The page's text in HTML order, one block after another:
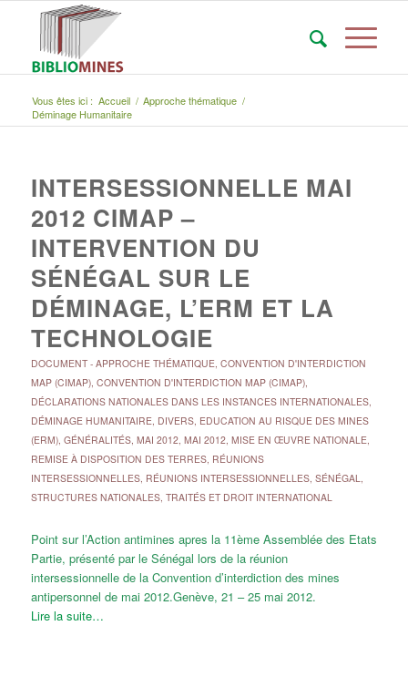
Vous êtes ici : Accueil / Approche thématique /
Déminage Humanitaire
INTERSESSIONNELLE MAI
2012 CIMAP –
INTERVENTION DU
SÉNÉGAL SUR LE
DÉMINAGE, L’ERM ET LA
TECHNOLOGIE
DOCUMENT- APPROCHE THÉMATIQUE, CONVENTION D'INTERDICTION
MAP (CIMAP), CONVENTION D'INTERDICTION MAP (CIMAP),
DÉCLARATIONS NATIONALES DANS LES INSTANCES INTERNATIONALES,
DÉMINAGE HUMANITAIRE, DIVERS, EDUCATION AU RISQUE DES MINES
(ERM), GÉNÉRALITÉS, MAI 2012, MAI 2012, MISE EN ŒUVRE NATIONALE,
REMISE À DISPOSITION DES TERRES, RÉUNIONS
INTERSESSIONNELLES, RÉUNIONS INTERSESSIONNELLES, SÉNÉGAL,
STRUCTURES NATIONALES, TRAITÉS ET DROIT INTERNATIONAL
Point sur l’Action antimines apres la 11ème Assemblée des Etats
Partie, présenté par le Sénégal lors de la réunion
intersessionnelle de la Convention d’interdiction des mines
antipersonnel de mai 2012.Genève, 21 – 25 mai 2012.
Lire la suite…